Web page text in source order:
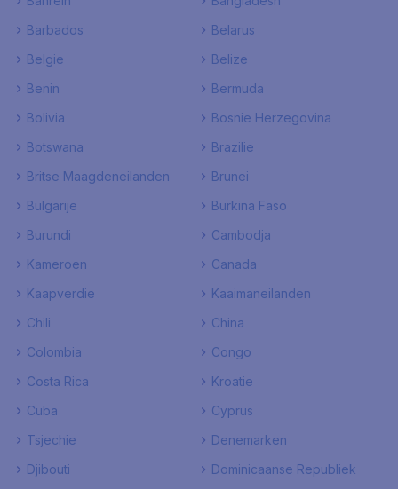
Barbados
Belarus
Belgie
Belize
Benin
Bermuda
Bolivia
Bosnie Herzegovina
Botswana
Brazilie
Britse Maagdeneilanden
Brunei
Bulgarije
Burkina Faso
Burundi
Cambodja
Kameroen
Canada
Kaapverdie
Kaaimaneilanden
Chili
China
Colombia
Congo
Costa Rica
Kroatie
Cuba
Cyprus
Tsjechie
Denemarken
Djibouti
Dominicaanse Republiek